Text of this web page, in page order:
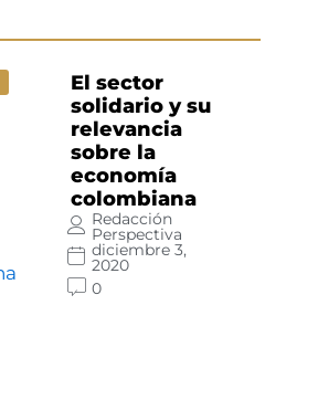
El sector
solidario y su
relevancia
sobre la
economía
colombiana
Redacción
Perspectiva
diciembre 3,
2020
0